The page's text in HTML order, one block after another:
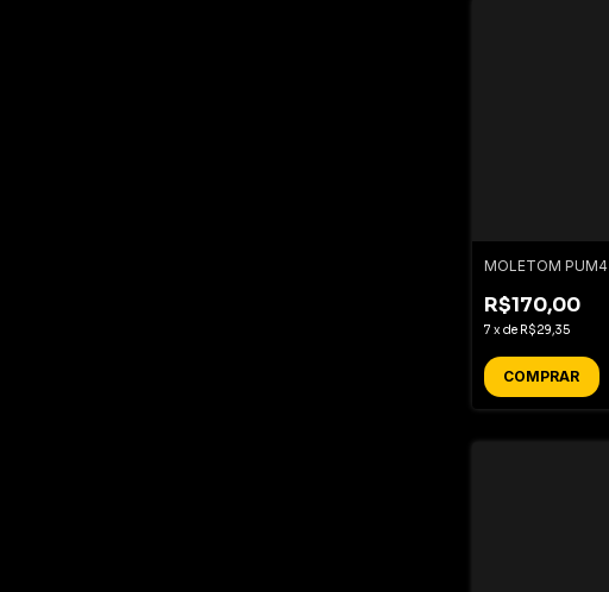
MOLETOM PUM4
R$170,00
7 xde R$29,35
COMPRAR